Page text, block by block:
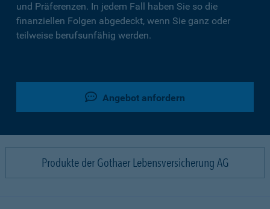
und Präferenzen. In jedem Fall haben Sie so die
finanziellen Folgen abgedeckt, wenn Sie ganz oder
teilweise berufsunfähig werden.
Angebot anfordern
Produkte der Gothaer Lebensversicherung AG